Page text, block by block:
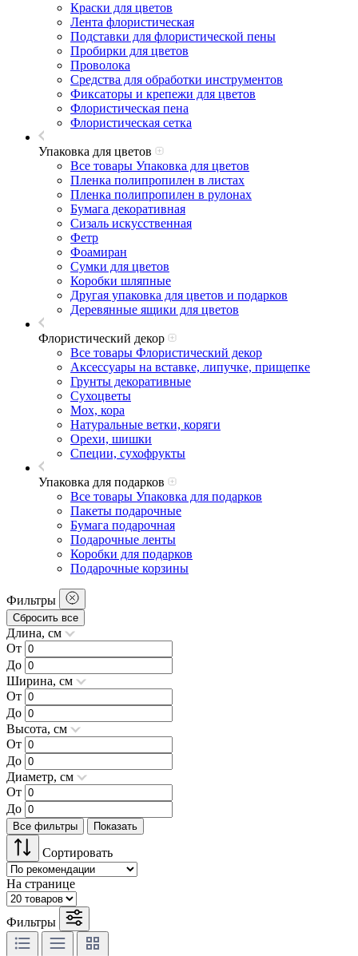
Краски для цветов
Лента флористическая
Подставки для флористической пены
Пробирки для цветов
Проволока
Средства для обработки инструментов
Фиксаторы и крепежи для цветов
Флористическая пена
Флористическая сетка
Упаковка для цветов
Все товары Упаковка для цветов
Пленка полипропилен в листах
Пленка полипропилен в рулонах
Бумага декоративная
Сизаль искусственная
Фетр
Фоамиран
Сумки для цветов
Коробки шляпные
Другая упаковка для цветов и подарков
Деревянные ящики для цветов
Флористический декор
Все товары Флористический декор
Аксессуары на вставке, липучке, прищепке
Грунты декоративные
Сухоцветы
Мох, кора
Натуральные ветки, коряги
Орехи, шишки
Специи, сухофрукты
Упаковка для подарков
Все товары Упаковка для подарков
Пакеты подарочные
Бумага подарочная
Подарочные ленты
Коробки для подарков
Подарочные корзины
Фильтры
Сбросить все
Длина, см
От
До
Ширина, см
От
До
Высота, см
От
До
Диаметр, см
От
До
Все фильтры Показать
Сортировать
На странице
Фильтры